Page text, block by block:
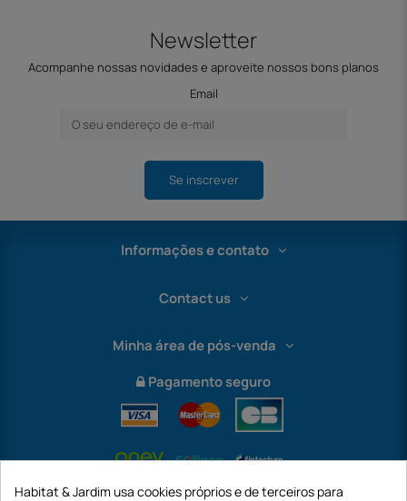
Newsletter
Acompanhe nossas novidades e aproveite nossos bons planos
Email
Se inscrever
Informações e contato
Contact us
Minha área de pós-venda
Pagamento seguro
Habitat & Jardim usa cookies próprios e de terceiros para